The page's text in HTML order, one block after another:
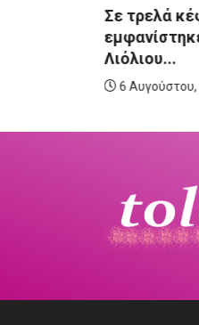
τρελά κέφια
η Κατερίνα
6 Αυγούστου, 2026